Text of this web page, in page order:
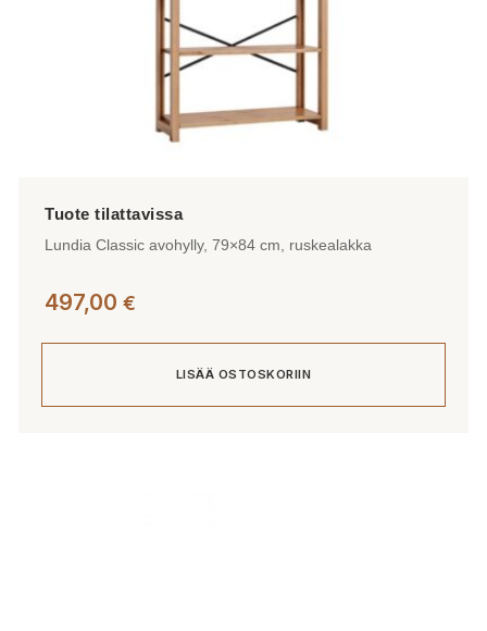
Lundia Classic avohylly, 79×84 cm, ruskealakka
497,00 €
LISÄÄ OSTOSKORIIN